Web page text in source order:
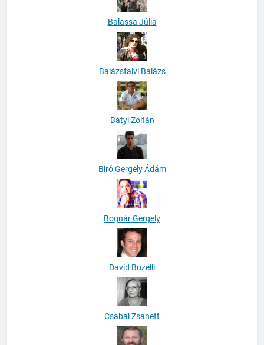
Balassa Júlia
Balázsfalvi Balázs
Bátyi Zoltán
Biró Gergely Ádám
Bognár Gergely
David Buzelli
Csabai Zsanett